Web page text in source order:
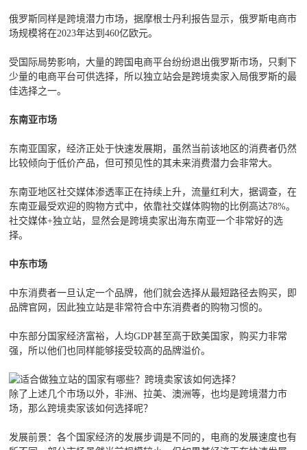
俄罗斯同样是跨境潜力市场，据摩根士丹利报告显示，俄罗斯电商市
场规模将在2023年达到460亿欧元。
受国际局势影响，大量的跨国电商平台纷纷退出俄罗斯市场，只剩下
少量的电商平台可供选择，所以独立站会是跨境卖家入局俄罗斯的最
佳选择之一。
东南亚市场
东南亚国家，经济正处于快速发展期，虽然当前该地区的消费者仍然
比较倾向于低价产品，但可预见性的其未来消费潜力会非常大。
东南亚地区社交媒体渗透率正在持续上升，流量红利大，据调查，在
东南亚最受欢迎的购物方式中，依靠社交媒体购物的比例高达78%。
社交媒体+独立站，显然会是跨境卖家出海东南亚一个非常好的选
择。
中东市场
中东消费者一旦认定一个品牌，他们就会选择从最短路径去购买，即
品牌官网，因此独立站是非常符合中东消费者的购物习惯的。
中东部分国家经济富裕，人均GDP甚至高于欧美国家，购买力非常
强，所以他们也同样能够接受较高的品牌溢价。
除了上述几个市场以外，非洲、拉美、澳洲等，也均是跨境潜力市
场，那么跨境卖家该如何选择呢？
发展前景：各个国家经济的发展步调是不同的，电商的发展速度也有